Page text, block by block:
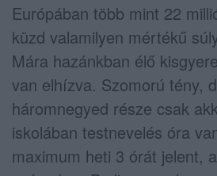
Európában több mint 22
küzd valamilyen mértékű
Mára hazánkban élő
van elhízva. Szomorú tény,
háromnegyed része csak
iskolában testnevelés óra
maximum heti 3 órát jelent,